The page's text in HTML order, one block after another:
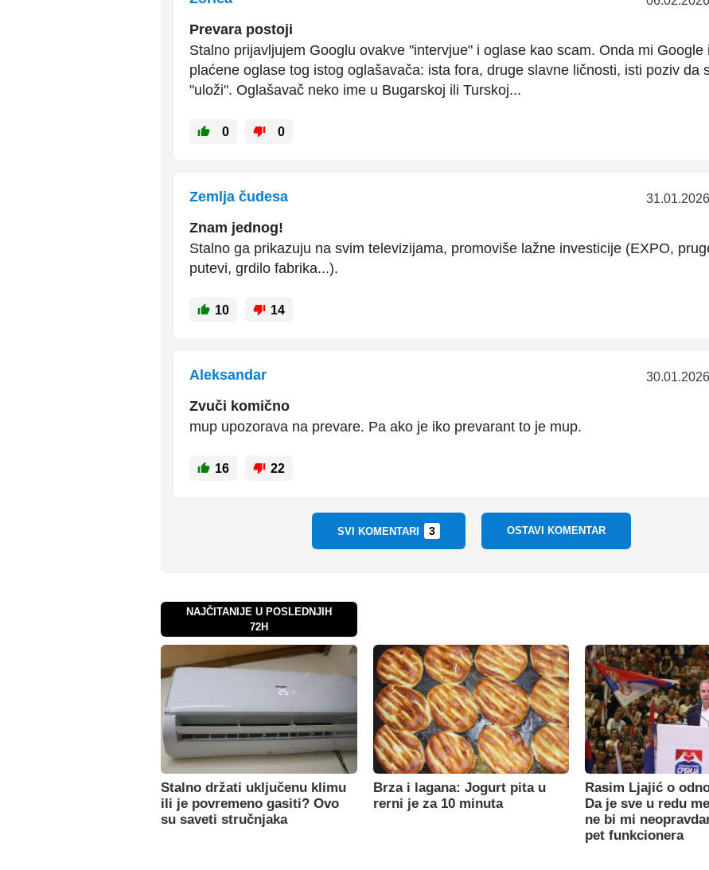
Prevara postoji
Stalno prijavljujem Googlu ovakve "intervjue" i oglase kao scam. Onda mi Google
plaćene oglase tog istog oglašavača: ista fora, druge slavne ličnosti, isti poziv da
"uloži". Oglašavač neko ime u Bugarskoj ili Turskoj...
0 0
Zemlja čudesa 31.01.2026
Znam jednog!
Stalno ga prikazuju na svim televizijama, promoviše lažne investicije (EXPO,
putevi, grdilo fabrika...).
10 14
Aleksandar 30.01.2026
Zvuči komično
mup upozorava na prevare. Pa ako je iko prevarant to je mup.
16 22
SVI KOMENTARI 3 OSTAVI KOMENTAR
NAJČITANIJE U POSLEDNJIH
72H
Stalno držati uključenu klimu
ili je povremeno gasiti? Ovo
su saveti stručnjaka
Brza i lagana: Jogurt pita u
rerni je za 10 minuta
Rasim Ljajić o
Da je sve u redu
ne bi mi
pet funkcionera